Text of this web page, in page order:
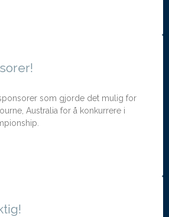
som gjorde det mulig for
Australia for å konkurrere i